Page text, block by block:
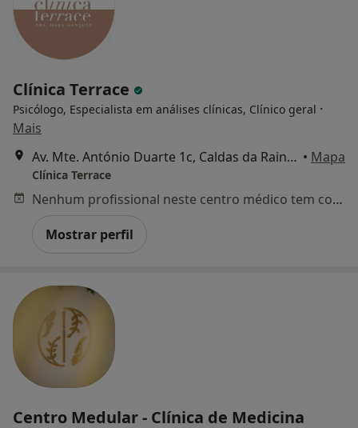
Clínica Terrace
Psicólogo, Especialista em análises clínicas, Clínico geral ·
Mais
Av. Mte. António Duarte 1c, Caldas da Rainha • Mapa
Clínica Terrace
Nenhum profissional neste centro médico tem consultas disponíveis
Mostrar perfil
Centro Medular - Clínica de Medicina